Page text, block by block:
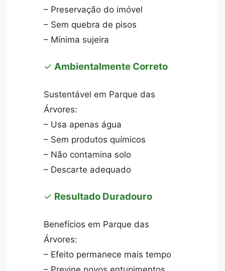
– Preservação do imóvel
– Sem quebra de pisos
– Mínima sujeira
✓Ambientalmente Correto
Sustentável em Parque das
Árvores:
– Usa apenas água
– Sem produtos químicos
– Não contamina solo
– Descarte adequado
✓ Resultado Duradouro
Benefícios em Parque das
Árvores:
– Efeito permanece mais tempo